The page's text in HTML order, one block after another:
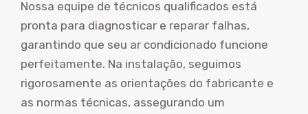
Nossa equipe de técnicos qualificados está
pronta para diagnosticar e reparar falhas,
garantindo que seu ar condicionado funcione
perfeitamente. Na instalação, seguimos
rigorosamente as orientações do fabricante e
as normas técnicas, assegurando um